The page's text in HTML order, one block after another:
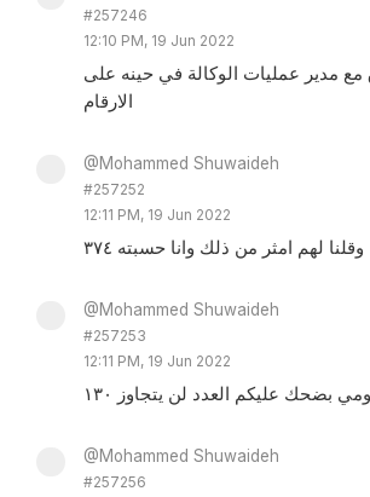
#257246
12:10 PM, 19 Jun 2022
مع مدير عمليات الوكالة في حينه على
الارقام
@Mohammed Shuwaideh
#257252
12:11 PM, 19 Jun 2022
@Mohammed Shuwaideh
#257253
12:11 PM, 19 Jun 2022
بضحك عليكم العدد لن يتجاوز ١٣٠
@Mohammed Shuwaideh
#257256